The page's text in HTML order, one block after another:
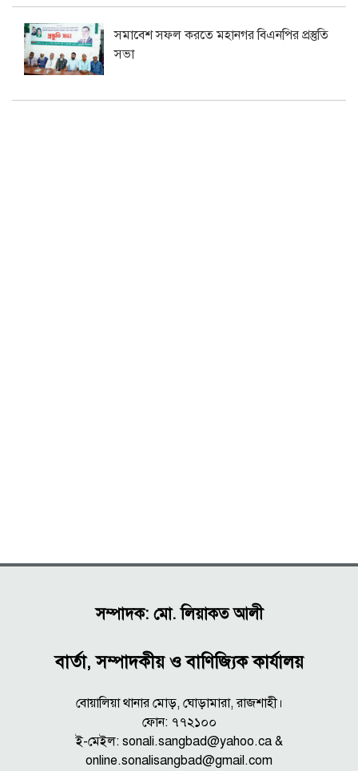
সমাবেশ সফল করতে মহানগর বিএনপির প্রস্তুতি
সভা
সম্পাদক: মো. লিয়াকত আলী
বার্তা, সম্পাদকীয় ও বাণিজ্যিক কার্যালয়
বোয়ালিয়া থানার মোড়, ঘোড়ামারা, রাজশাহী।
ফোন: ৭৭২১০০
ই-মেইল: sonali.sangbad@yahoo.ca &
online.sonalisangbad@gmail.com